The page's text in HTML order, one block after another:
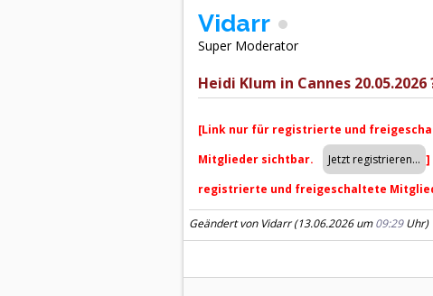
Vidarr
Super Moderator
Heidi Klum in Cannes 20.05.2026
[Link nur für registrierte und
Mitglieder sichtbar.
]
registrierte und freigeschaltete
Geändert von Vidarr (13.06.2026 um09:29Uhr)